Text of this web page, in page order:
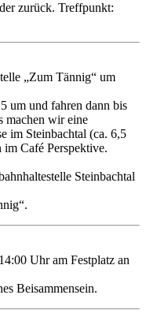
zurück. Treffpunkt:
„Zum Tännig“ um
um und fahren dann bis
machen wir eine
im Steinbachtal (ca. 6,5
Café Perspektive.
Steinbachtal
Uhr am Festplatz an
Beisammensein.